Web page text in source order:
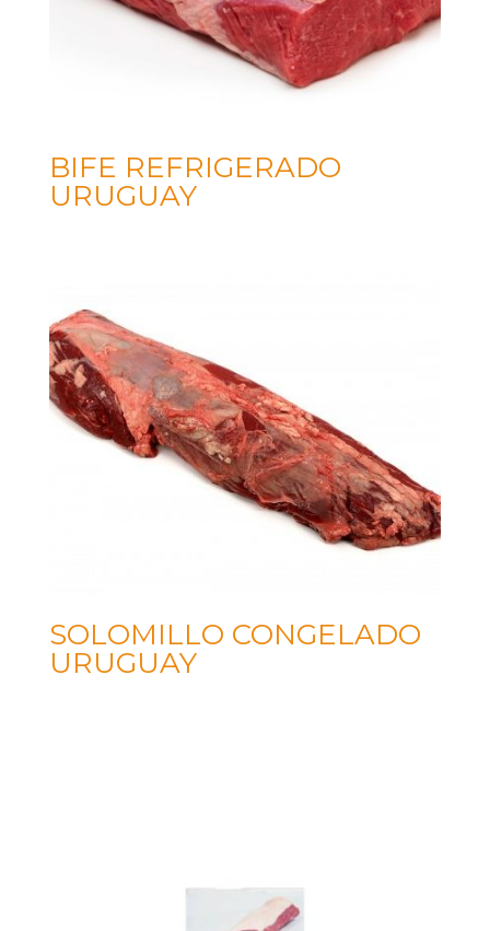
BIFE REFRIGERADO
URUGUAY
SOLOMILLO CONGELADO
URUGUAY